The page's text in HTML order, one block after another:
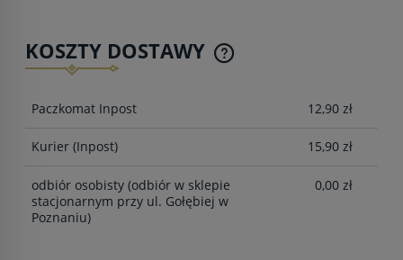
KOSZTY DOSTAWY
CENA NIE ZAWIERA EWENTUALNYCH KOSZTÓW
PŁATNOŚCI
Paczkomat Inpost 12,90 zł
Kurier (Inpost) 15,90 zł
odbiór osobisty (odbiór w sklepie
stacjonarnym przy ul. Gołębiej w
Poznaniu)
0,00 zł